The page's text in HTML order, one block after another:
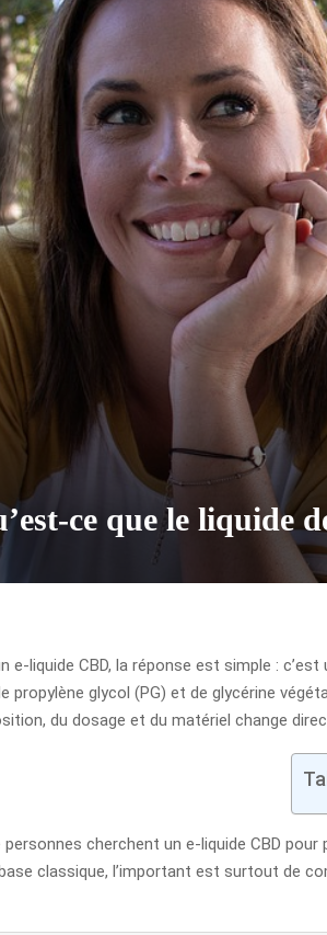
ce que le liquide
e-liquide CBD, la réponse est simple :
propylène glycol (PG) et de glycérine
du dosage et du matériel change
personnes cherchent un e-liquide CBD
classique, l’important est surtout de